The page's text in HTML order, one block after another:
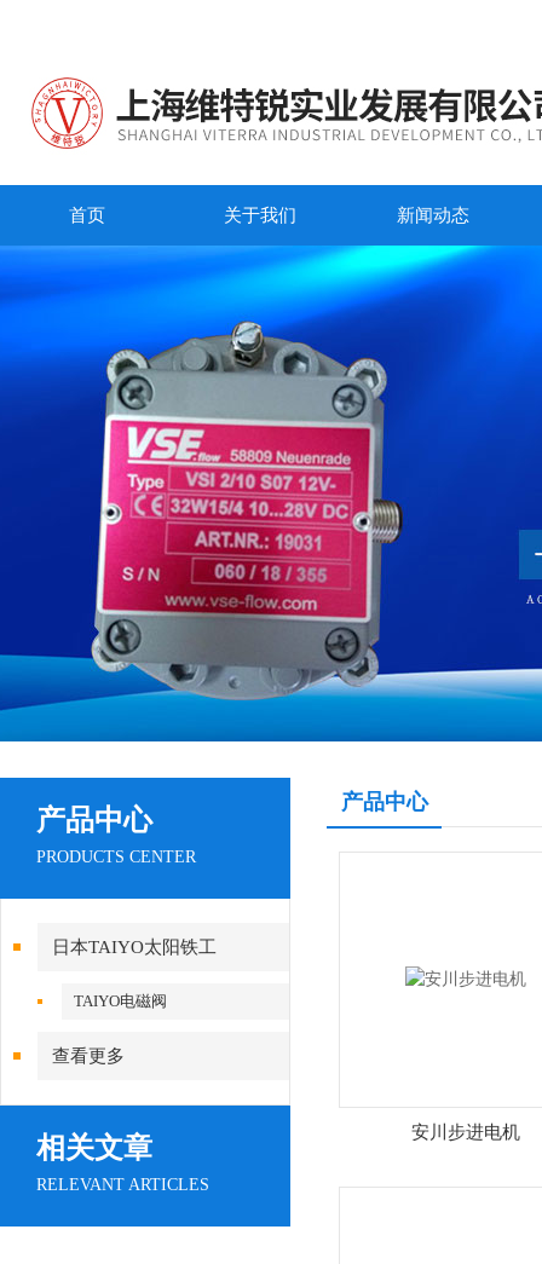
首页 关于我们 新闻动态
产品中心
PRODUCTS CENTER
日本TAIYO太阳铁工
TAIYO电磁阀
查看更多
相关文章
RELEVANT ARTICLES
产品中心
安川步进电机